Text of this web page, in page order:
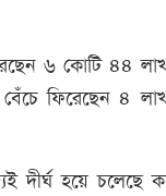
৬ কোটি ৪৪
ফিরেছেন ৪
দীর্ঘ হয়ে চলেছে